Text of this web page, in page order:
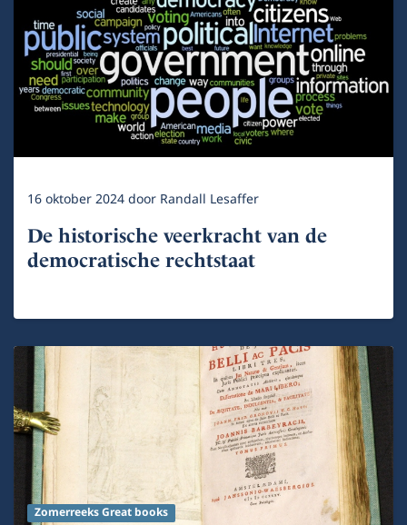
16 oktober 2024door Randall Lesaffer
De historische veerkracht van de
democratische rechtstaat
Zomerreeks Great books